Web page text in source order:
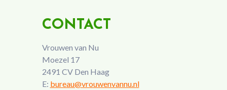
CONTACT
Vrouwen van Nu
Moezel 17
2491 CV Den Haag
E: bureau@vrouwenvannu.nl